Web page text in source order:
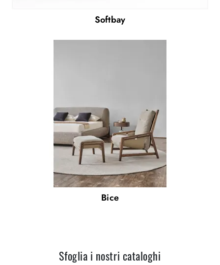
Softbay
Bice
Sfoglia i nostri cataloghi